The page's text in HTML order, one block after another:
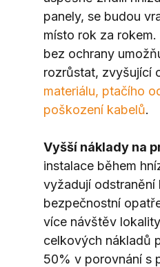
panely, se budou
místo rok za
bez ochrany
rozrůstat, zvyšující
materiálu, ptačího
poškození kabelů.
Vyšší náklady na
instalace během
vyžadují odstranění
bezpečnostní
více návštěv
celkových nákladů
50% v porovnání s